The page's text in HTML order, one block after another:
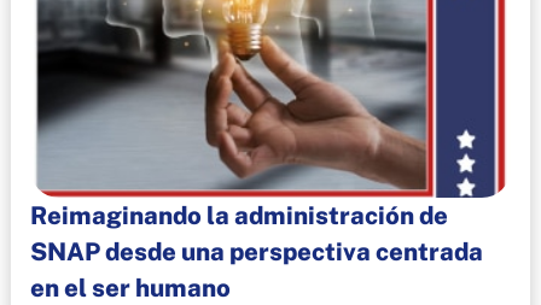
Reimaginando la administración de
SNAP desde una perspectiva centrada
en el ser humano